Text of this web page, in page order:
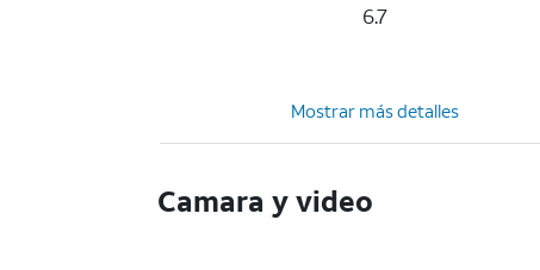
6.7
Mostrar más detalles
Camara y video